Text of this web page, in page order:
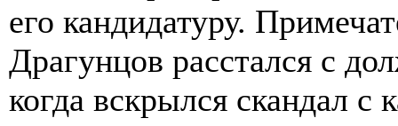
его кандидатуру.
Драгунцов расстался с
когда вскрылся скандал